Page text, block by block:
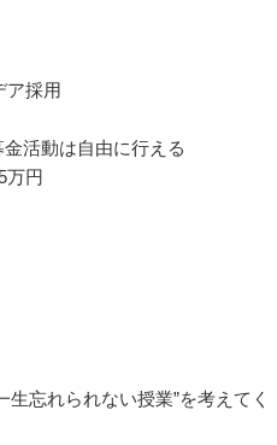
ア採用
活動は自由に行える
万円
生忘れられない授業”を考えてく